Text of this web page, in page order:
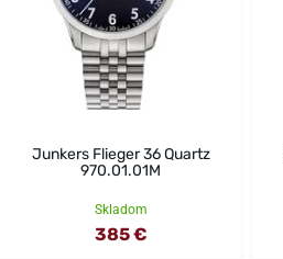
Junkers Flieger 36 Quartz
970.01.01M
Skladom
385 €